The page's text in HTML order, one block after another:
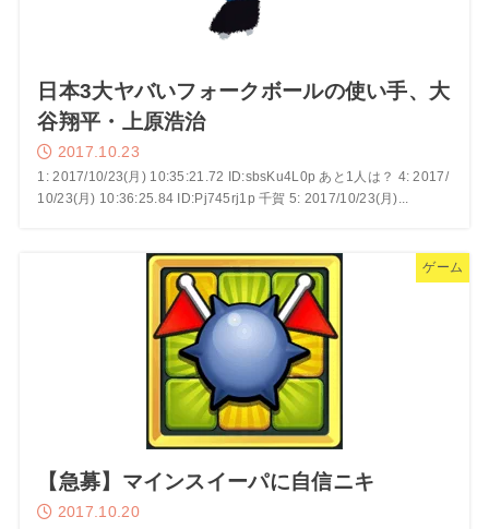
日本3大ヤバいフォークボールの使い手、大
谷翔平・上原浩治
2017.10.23
1: 2017/10/23(月) 10:35:21.72 ID:sbsKu4L0p あと1人は？ 4: 2017/
10/23(月) 10:36:25.84 ID:Pj745rj1p 千賀 5: 2017/10/23(月)...
ゲーム
【急募】マインスイーパに自信ニキ
2017.10.20